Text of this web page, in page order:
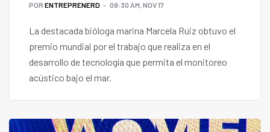
POR ENTREPRENERD 09:30 AM, NOV 17
La destacada bióloga marina Marcela Ruiz obtuvo el
premio mundial por el trabajo que realiza en el
desarrollo de tecnología que permita el monitoreo
acústico bajo el mar.